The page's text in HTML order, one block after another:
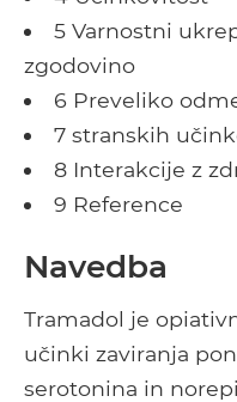
5 Varnostni
zgodovino
6 Preveliko
7 stranskih
8 Interakcije z
9 Reference
Navedba
Tramadol je
učinki zaviranja
serotonina in